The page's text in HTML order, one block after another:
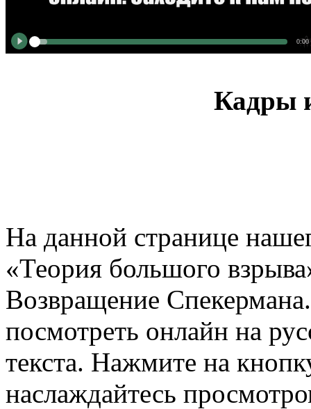
0:00
Кадры
На данной странице
«Теория большого
Возвращение
посмотреть онлайн на
текста. Нажмите на
наслаждайтесь